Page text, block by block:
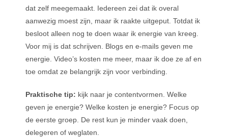
dat zelf meegemaakt. Iedereen zei dat ik overal
aanwezig moest zijn, maar ik raakte uitgeput. Totdat ik
besloot alleen nog te doen waar ik energie van kreeg.
Voor mij is dat schrijven. Blogs en e-mails geven me
energie. Video’s kosten me meer, maar ik doe ze af en
toe omdat ze belangrijk zijn voor verbinding.
Praktische tip: kijk naar je contentvormen. Welke
geven je energie? Welke kosten je energie? Focus op
de eerste groep. De rest kun je minder vaak doen,
delegeren of weglaten.